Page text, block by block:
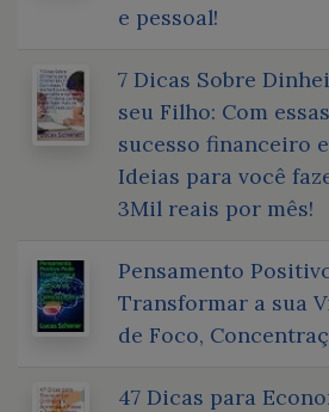
e pessoal!
7 Dicas Sobre
seu Filho: Com
sucesso financeiro e
Ideias para você
3Mil reais por mês!
Pensamento
Transformar a sua
de Foco,
47 Dicas para